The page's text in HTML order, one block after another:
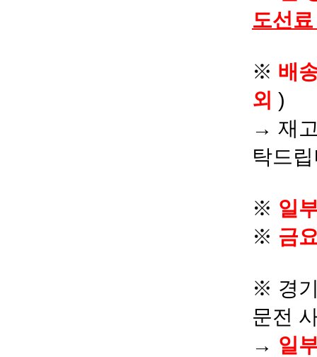
도선
※ 배
외 )
→ 재
탁드
※ 일
※ 금
※ 경
문전
→ 일